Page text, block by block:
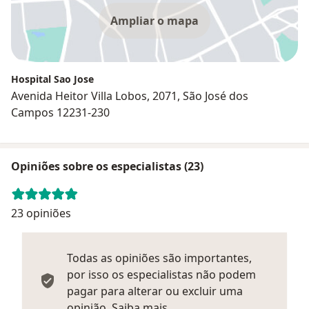
Ampliar o mapa
Hospital Sao Jose
Avenida Heitor Villa Lobos, 2071, São José dos
Campos 12231-230
Opiniões sobre os especialistas (23)
23 opiniões
Todas as opiniões são importantes,
por isso os especialistas não podem
pagar para alterar ou excluir uma